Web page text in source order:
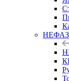
НЕФАЗ